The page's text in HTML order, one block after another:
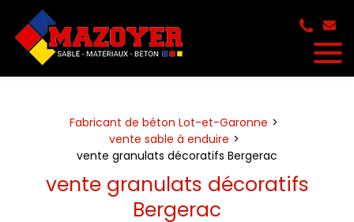
Fabricant de béton Lot-et-Garonne
vente sable à enduire
vente granulats décoratifs Bergerac
vente granulats décoratifs
Bergerac
Panneau de gestion des cookies